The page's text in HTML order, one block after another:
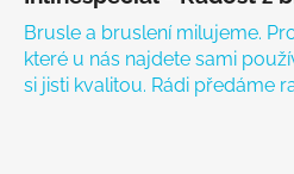
Brusle a bruslení milujeme.
které u nás najdete sami
si jisti kvalitou. Rádi předáme